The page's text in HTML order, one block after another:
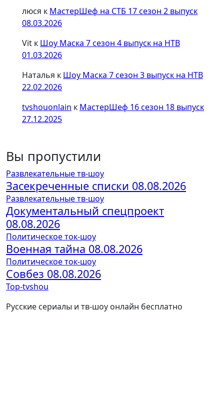
люся к МастерШеф на СТБ 17 сезон 2 выпуск
08.03.2026
Vit к Шоу Маска 7 сезон 4 выпуск на НТВ
01.03.2026
Наталья к Шоу Маска 7 сезон 3 выпуск на НТВ
22.02.2026
tvshouonlain к МастерШеф 16 сезон 18 выпуск
27.12.2025
Вы пропустили
Развлекательные тв-шоу
Засекреченные списки 08.08.2026
Развлекательные тв-шоу
Документальный спецпроект
08.08.2026
Политическое ток-шоу
Военная тайна 08.08.2026
Политическое ток-шоу
Совбез 08.08.2026
Top-tvshou
Русские сериалы и тв-шоу онлайн бесплатно